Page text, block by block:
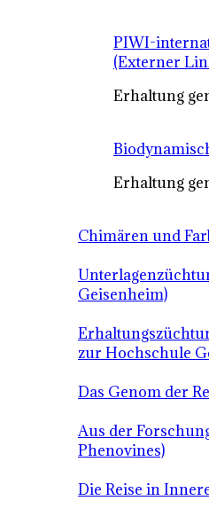
PIWI-
(Externer
Erhaltung
Erhaltung
Chimären und
Geisenheim)
zur Hochschule
Das Genom der
Aus der
Phenovines)
Die Reise in